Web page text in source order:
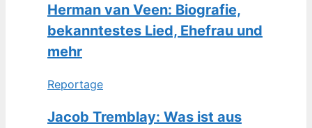
Herman van Veen: Biografie,
bekanntestes Lied, Ehefrau und
mehr
Reportage
Jacob Tremblay: Was ist aus